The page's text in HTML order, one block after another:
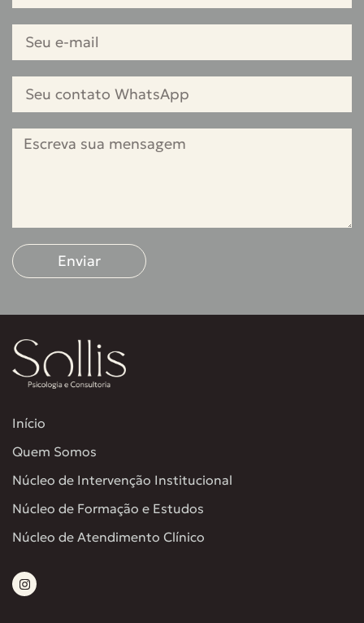
Enviar
Início
Quem Somos
Núcleo de Intervenção Institucional
Núcleo de Formação e Estudos
Núcleo de Atendimento Clínico